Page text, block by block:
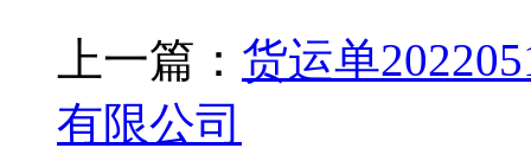
上一篇： 货运单
有限公司